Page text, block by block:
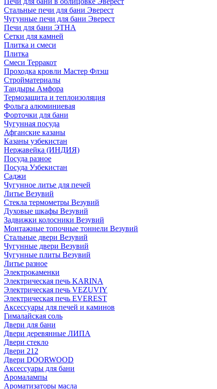
Стальные печи для бани Эверест
Чугунные печи для бани Эверест
Печи для бани ЭТНА
Сетки для камней
Плитка и смеси
Плитка
Смеси Терракот
Проходка кровли Мастер Флэш
Стройматериалы
Тандыры Амфора
Термозащита и теплоизоляция
Фольга алюминиевая
Форточки для бани
Чугунная посуда
Афганские казаны
Казаны узбекистан
Нержавейка (ИНДИЯ)
Посуда разное
Посуда Узбекистан
Саджи
Чугунное литье для печей
Литье Везувий
Стекла термометры Везувий
Духовые шкафы Везувий
Задвижки колосники Везувий
Монтажные топочные тоннели Везувий
Стальные двери Везувий
Чугунные двери Везувий
Чугунные плиты Везувий
Литье разное
Электрокаменки
Электрическая печь KARINA
Электрическая печь VEZUVIY
Электрическая печь EVEREST
Аксессуары для печей и каминов
Гималайская соль
Двери для бани
Двери деревянные ЛИПА
Двери стекло
Двери 212
Двери DOORWOOD
Аксессуары для бани
Аромалампы
Ароматизаторы масла